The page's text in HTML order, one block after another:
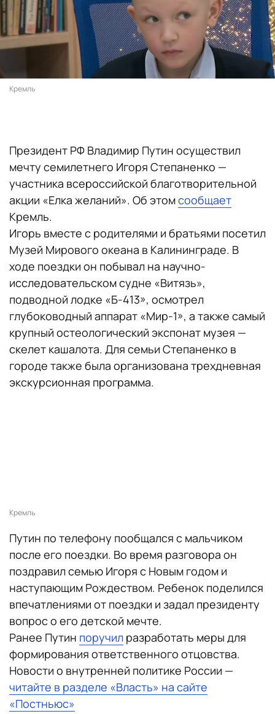
Кремль
Президент РФ Владимир Путин осуществил
мечту семилетнего Игоря Степаненко —
участника всероссийской благотворительной
акции «Елка желаний». Об этомсообщает
Кремль.
Игорь вместе с родителями и братьями посетил
Музей Мирового океана в Калининграде. В
ходе поездки он побывал на научно-
исследовательском судне «Витязь»,
подводной лодке «Б-413», осмотрел
глубоководный аппарат «Мир-1», а также самый
крупный остеологический экспонат музея —
скелет кашалота. Для семьи Степаненко в
городе также была организована трехдневная
экскурсионная программа.
Кремль
Путин по телефону пообщался с мальчиком
после его поездки. Во время разговора он
поздравил семью Игоря с Новым годом и
наступающим Рождеством. Ребенок поделился
впечатлениями от поездки и задал президенту
вопрос о его детской мечте.
Ранее Путин поручил разработать меры для
формирования ответственного отцовства.
Новости о внутренней политике России —
читайте в разделе «Власть» на сайте
«Постньюс»